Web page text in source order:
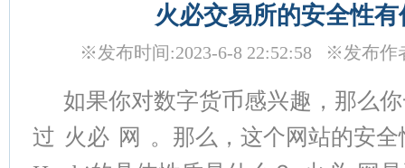
火必交易所的安全性
※发布时间:2023-6-8 22:52:58 ※发布
如果你对数字货币感兴趣，那么
过 火必 网
。那么，这个网站的安